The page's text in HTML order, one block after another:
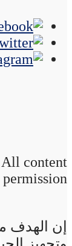
content
إن الهدف